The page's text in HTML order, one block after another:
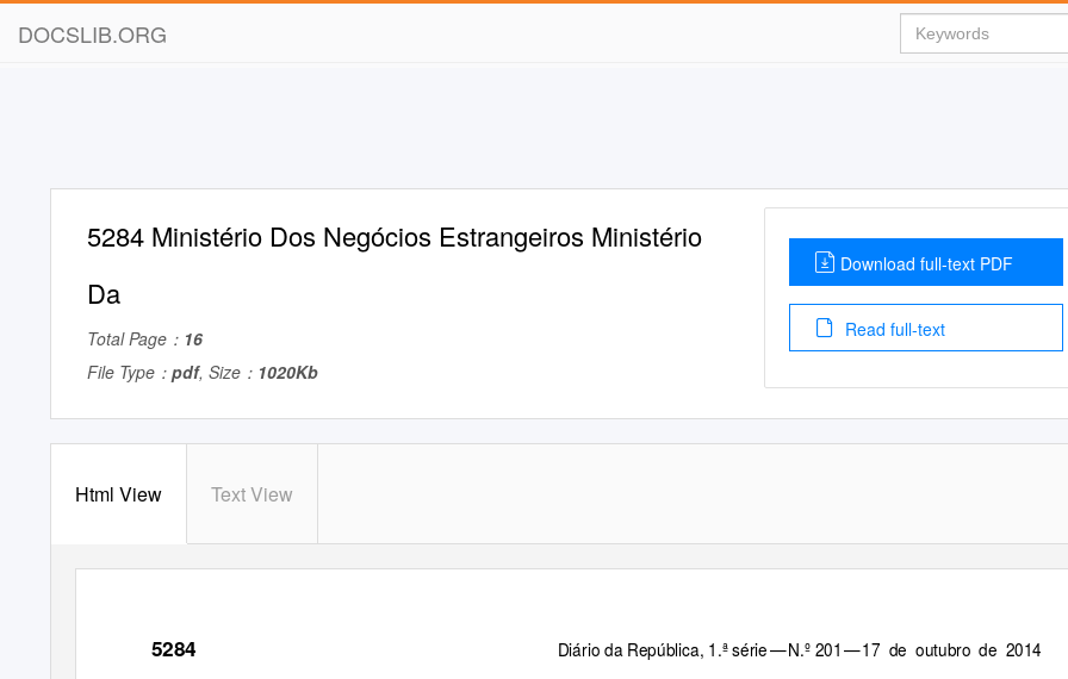
DOCSLIB.ORG
5284 Ministério Dos Negócios Estrangeiros Ministério
Da
Total Page： 16
File Type： pdf, Size： 1020Kb
Download full-text PDF
Read full-text
Html View Text View
5284 Diário da República, 1.ª série—N.º 201—17 de outubro de 2014